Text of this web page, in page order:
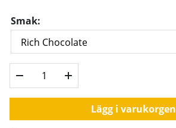
Smak:
Lägg i varukorgen